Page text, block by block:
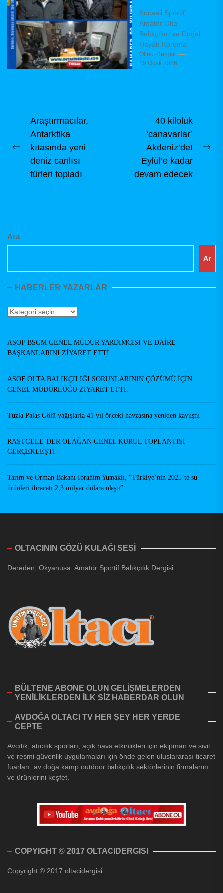
yönetimini
belirledi
Kocaeli Sportif
Amatör Olta
Balıkçıları ve Doğal
Hayatı Koruma
Derneği (KAMADER),
olağanüstü genel
dernek binasında,
Oltacı Dergisi
19 Ocak 2026
Yazı
gezinmesi
Previous
Araştırmacılar,
Antarktika
kıtasında yeni
deniz canlısı
türleri topladı
40 kiloluk
‘canavarlar’
Akdeniz’de!
Eylül’e kadar
devam edecek
Ara
Ar
HABERLER YAZARLAR
Haberler
ASOF BSGM GENEL MÜDÜR YARDIMCISI VE DAİRE
BAŞKANLARINI ZİYARET ETTİ
ASOF OLTA BALIKÇILIĞI SORUNLARININ ÇÖZÜMÜ İÇİN
GENEL MÜDÜRLÜĞÜ ZİYARET ETTİ.
Tuzla Palas Gölü yağışlarla 41 yıl önceki havzasına yeniden kavuştu
RASTGELE-DER OLAĞAN GENEL KURUL TOPLANTISI
GERÇEKLEŞTİ
Tarım ve Orman Bakanı İbrahim Yumaklı, “Türkiye’nin 2025’te su
ürünleri ihracatı 2,3 milyar dolara ulaştı”
OLTACININ GÖZÜ KULAĞI SESİ
Dereden, Okyanusa Amatör Sportif Balıkçılık Dergisi
BÜLTENE ABONE OLUN GELİŞMELERDEN
YENİLİKLERDEN İLK SİZ HABERDAR OLUN
AVDOĞA OLTACI TV HER ŞEY HER YERDE
CEPTE
Avcılık, atıcılık sporları, açık hava etkinlikleri için ekipman ve sivil
ve resmi güvenlik uygulamaları için önde gelen uluslararası ticaret
fuarları, av doğa kamp outdoor balıkçılık sektörlerinin firmalarını
ve ürünlerini keşfet.
COPYIGHT © 2017 OLTACIDERGISI
Copyright © 2017 oltacidergisi